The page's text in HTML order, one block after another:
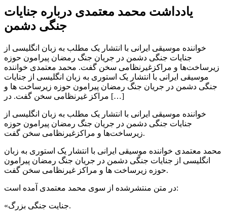
یادداشت محمد معتمدی درباره جنایات
جنگی دشمن
خواننده موسیقی ایرانی با انتشار یک مطلب به زبان انگلیسی از
جنایات جنگی دشمن در جریان جنگ رمضان پیرامون حوزه
زیرساخت‌ها و مراکزغیرنظامی سخن گفت. محمد معتمدی خواننده
موسیقی ایرانی با انتشار یک استوری به زبان انگلیسی از جنایات
جنگی دشمن در جریان جنگ رمضان پیرامون حوزه زیرساخت ها و
مراکز غیرنظامی سخن گفت. در […]
خواننده موسیقی ایرانی با انتشار یک مطلب به زبان انگلیسی از
جنایات جنگی دشمن در جریان جنگ رمضان پیرامون حوزه
زیرساخت‌ها و مراکزغیرنظامی سخن گفت.
محمد معتمدی خواننده موسیقی ایرانی با انتشار یک استوری به زبان
انگلیسی از جنایات جنگی دشمن در جریان جنگ رمضان پیرامون
حوزه زیرساخت ها و مراکز غیرنظامی سخن گفت.
در متن منتشرشده از سوی محمد معتمدی آمده است:
«جنایت جنگی بزرگ.